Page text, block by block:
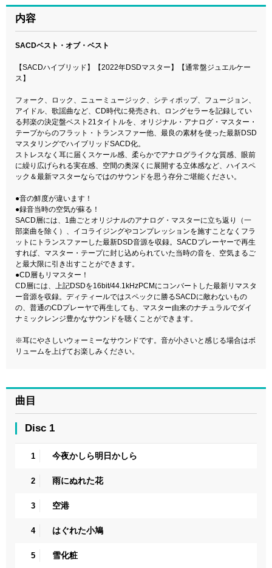
内容
SACDベスト・オブ・ベスト
【SACDハイブリッド】【2022年DSDマスター】【通常盤ジュエルケー
ス】
フォーク、ロック、ニューミュージック、シティポップ、フュージョン、
アイドル、歌謡曲など、CD時代に発売され、ロングセラーを記録してい
る邦楽の決定盤ベスト21タイトルを、オリジナル・アナログ・マスター・
テープからのフラット・トランスファー他、最良の素材を使った最新DSD
マスタリングでハイブリッドSACD化。
ストレスなく耳に届くスケール感、柔らかでアナログライクな質感、眼前
に繰り広げられる実在感、空間の奥深くに展開する立体感など、ハイスペ
ック＆最新マスターならではのサウンドを思う存分ご堪能ください。
●音の鮮度が違います！
●録音当時の空気が蘇る！
SACD層には、1曲ごとオリジナルのアナログ・マスターに立ち返り（一
部楽曲を除く）、イコライジングやコンプレッションを施すことなくフラ
ットにトランスファーした最新DSD音源を収録。SACDプレーヤーで再生
すれば、マスター・テープに封じ込められていた当時の音を、空気まるご
と最大限に引き出すことができます。
●CD層もリマスター！
CD層には、上記DSDを16bit/44.1kHzPCMにコンバートした最新リマスタ
ー音源を収録。ディティールではスペックに勝るSACDに敵わないもの
の、普通のCDプレーヤで再生しても、マスター由来のナチュラルでダイ
ナミックレンジ豊かなサウンドを聴くことができます。
※耳にやさしいウォーミーなサウンドです。音が小さいと感じる場合はボ
リュームを上げてお楽しみください。
曲目
Disc 1
1 今夜かしら明日かしら
2 雨にぬれた花
3 空港
4 はぐれた小鳩
5 雪化粧